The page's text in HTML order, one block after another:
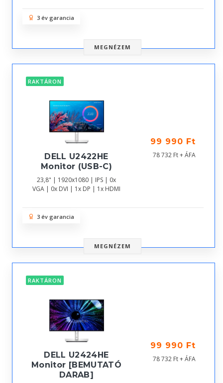
3 év garancia
MEGNÉZEM
RAKTÁRON
DELL U2422HE
Monitor (USB-C)
23,8" | 1920x1080 | IPS | 0x
VGA | 0x DVI | 1x DP | 1x HDMI
99 990 Ft
78 732 Ft + ÁFA
3 év garancia
MEGNÉZEM
RAKTÁRON
DELL U2424HE
Monitor [BEMUTATÓ
DARAB]
99 990 Ft
78 732 Ft + ÁFA